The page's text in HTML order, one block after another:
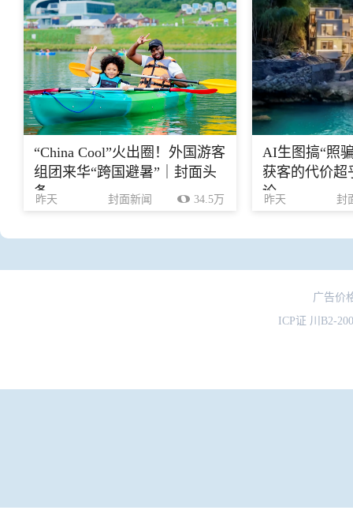
“China Cool”火出圈！外国游客
组团来华“跨国避暑”｜封面头
条
昨天 封面新闻 34.5万
AI生图搞“照
获客的代价超
论
昨天 封
广告价
ICP证 川B2-